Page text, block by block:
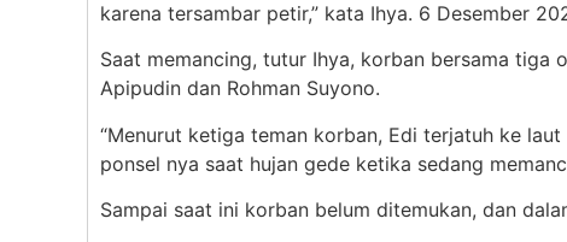
karena tersambar petir,” kata Ihya. 6 Desember
Saat memancing, tutur Ihya, korban bersama tiga
Apipudin dan Rohman Suyono.
“Menurut ketiga teman korban, Edi terjatuh ke
ponsel nya saat hujan gede ketika sedang
Sampai saat ini korban belum ditemukan, dan